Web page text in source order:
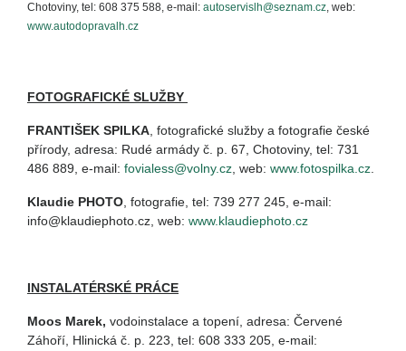
Chotoviny, tel: 608 375 588, e-mail: autoservislh@seznam.cz, web:
www.autodopravalh.cz
FOTOGRAFICKÉ SLUŽBY
FRANTIŠEK SPILKA, fotografické služby a fotografie české
přírody, adresa: Rudé armády č. p. 67, Chotoviny, tel: 731
486 889, e-mail: fovialess@volny.cz, web: www.fotospilka.cz.
Klaudie PHOTO, fotografie, tel: 739 277 245, e-mail:
info@klaudiephoto.cz, web: www.klaudiephoto.cz
INSTALATÉRSKÉ PRÁCE
Moos Marek, vodoinstalace a topení, adresa: Červené
Záhoří, Hlinická č. p. 223, tel: 608 333 205, e-mail: